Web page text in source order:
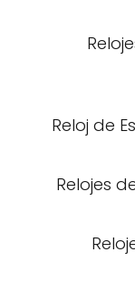
Reloj de
Relojes